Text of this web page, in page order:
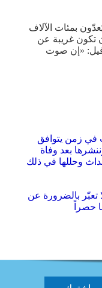
بمئات الآلاف
تكون غريبة عن
قيل: «إن صوت
في زمن يتوافق
بعد وفاة
وحللها في ذلك
تعبّر بالضرورة عن
حصراً